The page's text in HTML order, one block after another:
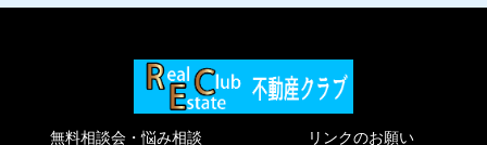
無料相談会・悩み相談 リンクのお願い